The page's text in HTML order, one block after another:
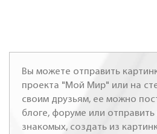
Вы можете отправить
проекта "Мой Мир" или на
своим друзьям, ее можно
блоге, форуме или
знакомых, создать из